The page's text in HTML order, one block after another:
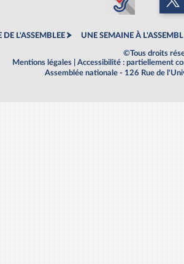
L'ASSEMBLEE UNE SEMAINE À
©Tous droits
Mentions légales
Accessibilité : partiellement
Assemblée nationale - 126 Rue de